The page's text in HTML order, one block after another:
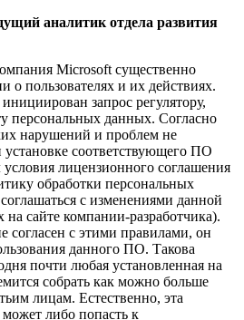
аналитик отдела развития
Microsoft существенно
о пользователях и их действиях.
запрос регулятору,
персональных данных. Согласно
нарушений и проблем не
установке соответствующего ПО
условия лицензионного соглашения
обработки персональных
с изменениями данной
сайте компании-разработчика).
согласен с этими правилами, он
данного ПО. Такова
почти любая установленная на
собрать как можно больше
лицам. Естественно, эта
либо попасть к